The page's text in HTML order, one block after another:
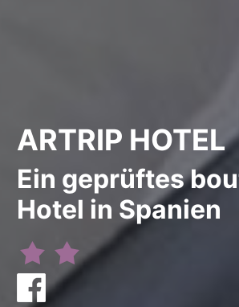
ARTRIP HOTEL
Ein geprüftes
Hotel in Spanien